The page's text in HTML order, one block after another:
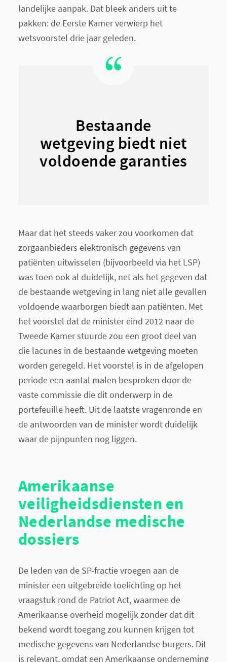
landelijke aanpak. Dat bleek anders uit te
pakken: de Eerste Kamer verwierp het
wetsvoorstel drie jaar geleden.
Bestaande
wetgeving biedt niet
voldoende garanties
Maar dat het steeds vaker zou voorkomen dat
zorgaanbieders elektronisch gegevens van
patiënten uitwisselen (bijvoorbeeld via het LSP)
was toen ook al duidelijk, net als het gegeven dat
de bestaande wetgeving in lang niet alle gevallen
voldoende waarborgen biedt aan patiënten. Met
het voorstel dat de minister eind 2012 naar de
Tweede Kamer stuurde zou een groot deel van
die lacunes in de bestaande wetgeving moeten
worden geregeld. Het voorstel is in de afgelopen
periode een aantal malen besproken door de
vaste commissie die dit onderwerp in de
portefeuille heeft. Uit de laatste vragenronde en
de antwoorden van de minister wordt duidelijk
waar de pijnpunten nog liggen.
Amerikaanse
veiligheidsdiensten en
Nederlandse medische
dossiers
De leden van de SP-fractie vroegen aan de
minister een uitgebreide toelichting op het
vraagstuk rond de Patriot Act, waarmee de
Amerikaanse overheid mogelijk zonder dat dit
bekend wordt toegang zou kunnen krijgen tot
medische gegevens van Nederlandse burgers. Dit
is relevant, omdat een Amerikaanse onderneming